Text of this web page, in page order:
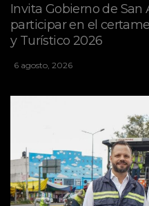
Invita Gobierno de San
participar en el
y Turístico 2026
6 agosto, 2026